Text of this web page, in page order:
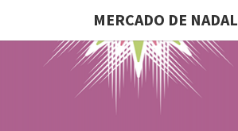
MERCADO DE NADAL